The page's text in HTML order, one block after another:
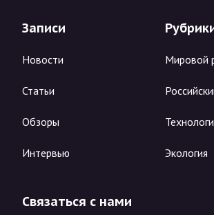
Записи
Новости
Статьи
Обзоры
Интервью
Мировой
Экология
Связаться с нами